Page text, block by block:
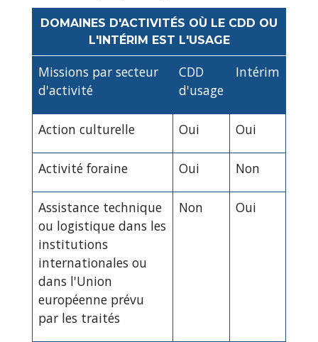
DOMAINES D'ACTIVITÉS OÙ LE CDD OU
L'INTÉRIM EST L'USAGE
Missions par secteur
d'activité
CDD
d'usage
Intérim
Action culturelle Oui Oui
Activité foraine Oui Non
Assistance technique
ou logistique dans les
institutions
internationales ou
dans l'Union
européenne prévu
par les traités
Non Oui